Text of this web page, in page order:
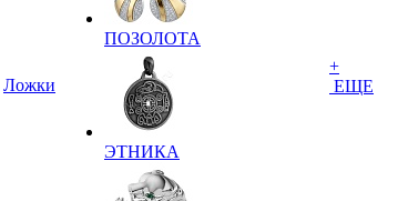
Ложки
ПОЗОЛОТА
ЭТНИКА
+
ЕЩЕ